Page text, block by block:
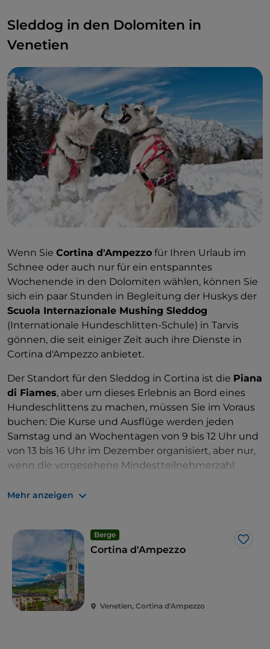
Sleddog in den Dolomiten in
Venetien
Wenn Sie Cortina d'Ampezzo für Ihren Urlaub im
Schnee oder auch nur für ein entspanntes
Wochenende in den Dolomiten wählen, können Sie
sich ein paar Stunden in Begleitung der Huskys der
Scuola Internazionale Mushing Sleddog
(Internationale Hundeschlitten-Schule) in Tarvis
gönnen, die seit einiger Zeit auch ihre Dienste in
Cortina d'Ampezzo anbietet.
Der Standort für den Sleddog in Cortina ist die Piana
di Fiames, aber um dieses Erlebnis an Bord eines
Hundeschlittens zu machen, müssen Sie im Voraus
buchen: Die Kurse und Ausflüge werden jeden
Samstag und an Wochentagen von 9 bis 12 Uhr und
von 13 bis 16 Uhr im Dezember organisiert, aber nur,
wenn die vorgesehene Mindestteilnehmerzahl
Mehr anzeigen
Berge
Like
Cortina d'Ampezzo
Venetien, Cortina d'Ampezzo